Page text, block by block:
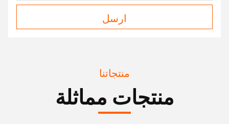
ارسل
منتجاتنا
منتجات مماثلة